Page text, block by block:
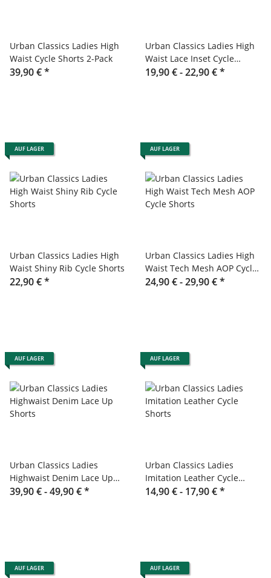
Urban Classics Ladies High
Waist Cycle Shorts 2-Pack
39,90 €*
Urban Classics Ladies High
Waist Lace Inset Cycle
Shorts
19,90 € -22,90 €*
AUF LAGER
Urban Classics Ladies High
Waist Shiny Rib Cycle Shorts
22,90 €*
AUF LAGER
Urban Classics Ladies High
Waist Tech Mesh AOP Cycle
Shorts
24,90 € -29,90 €*
AUF LAGER
Urban Classics Ladies
Highwaist Denim Lace Up
Shorts
39,90 € -49,90 €*
AUF LAGER
Urban Classics Ladies
Imitation Leather Cycle
Shorts
14,90 € - 17,90 €*
AUF LAGER AUF LAGER